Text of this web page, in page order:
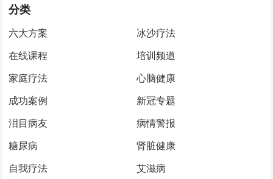
分类
六大方案
冰沙疗法
在线课程
培训频道
家庭疗法
心脑健康
成功案例
新冠专题
泪目病友
病情警报
糖尿病
肾脏健康
自我疗法
艾滋病